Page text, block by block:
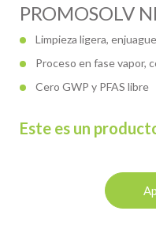
PROMOSOLV
Limpieza ligera,
Proceso en fase vapor,
Cero GWP y PFAS libre
Este es un